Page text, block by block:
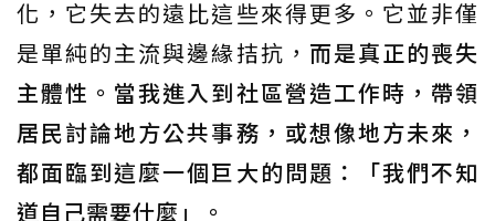
化，它失去的遠比這些來得更多。它並非僅
是單純的主流與邊緣拮抗， 而是真正的喪失
主體性。當我進入到社區營造工作時，帶領
居民討論地方公共事務，或想像地方未來，
都面臨到這麼一個巨大的問題：「我們不知
道自己需要什麼」。